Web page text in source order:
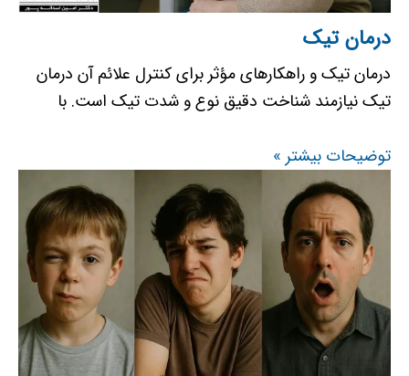
درمان تیک
درمان تیک و راهکارهای مؤثر برای کنترل علائم آن درمان
تیک نیازمند شناخت دقیق نوع و شدت تیک است. با
توضیحات بیشتر »